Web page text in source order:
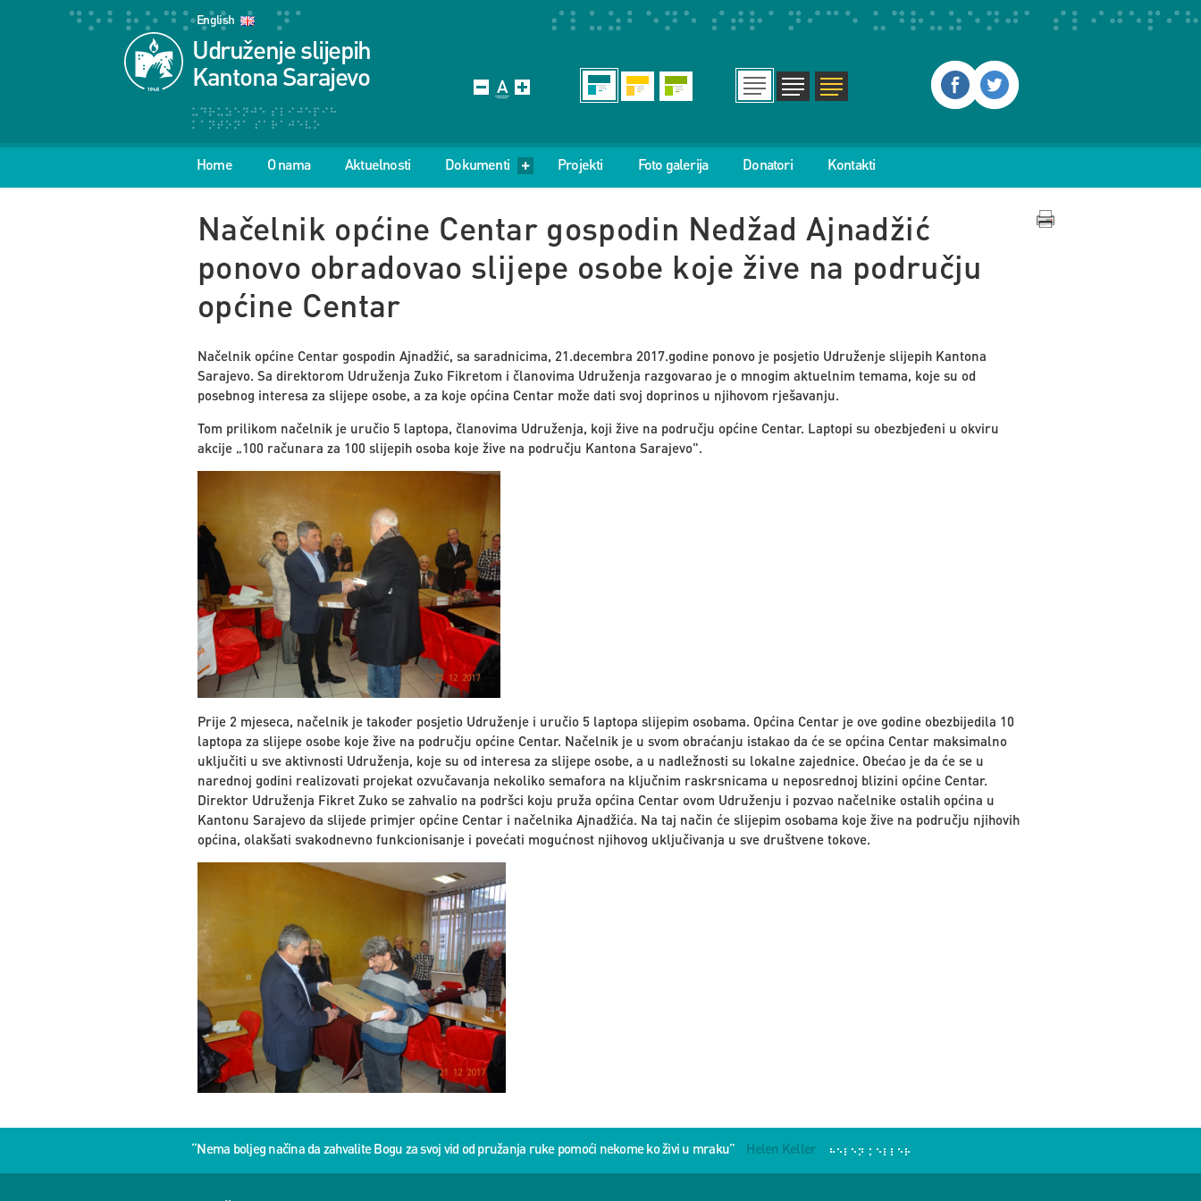
English
Udruženje slijepih
Kantona Sarajevo
Home O nama Aktuelnosti Dokumenti Projekti Foto galerija Donatori Kontakti
Načelnik općine Centar gospodin Nedžad Ajnadžić
ponovo obradovao slijepe osobe koje žive na području
općine Centar
Načelnik općine Centar gospodin Ajnadžić, sa saradnicima, 21.decembra 2017.godine ponovo je posjetio Udruženje slijepih Kantona
Sarajevo. Sa direktorom Udruženja Zuko Fikretom i članovima Udruženja razgovarao je o mnogim aktuelnim temama, koje su od
posebnog interesa za slijepe osobe, a za koje općina Centar može dati svoj doprinos u njihovom rješavanju.
Tom prilikom načelnik je uručio 5 laptopa, članovima Udruženja, koji žive na području općine Centar. Laptopi su obezbjeđeni u okviru
akcije „100 računara za 100 slijepih osoba koje žive na području Kantona Sarajevo".
Prije 2 mjeseca, načelnik je također posjetio Udruženje i uručio 5 laptopa slijepim osobama. Općina Centar je ove godine obezbijedila 10
laptopa za slijepe osobe koje žive na području općine Centar. Načelnik je u svom obraćanju istakao da će se općina Centar maksimalno
uključiti u sve aktivnosti Udruženja, koje su od interesa za slijepe osobe, a u nadležnosti su lokalne zajednice. Obećao je da će se u
narednoj godini realizovati projekat ozvučavanja nekoliko semafora na ključnim raskrsnicama u neposrednoj blizini općine Centar.
Direktor Udruženja Fikret Zuko se zahvalio na podršci koju pruža općina Centar ovom Udruženju i pozvao načelnike ostalih općina u
Kantonu Sarajevo da slijede primjer općine Centar i načelnika Ajnadžića. Na taj način će slijepim osobama koje žive na području njihovih
općina, olakšati svakodnevno funkcionisanje i povećati mogućnost njihovog uključivanja u sve društvene tokove.
“Nema boljeg načina da zahvalite Bogu za svoj vid od pružanja ruke pomoći nekome ko živi u mraku” Helen Keller